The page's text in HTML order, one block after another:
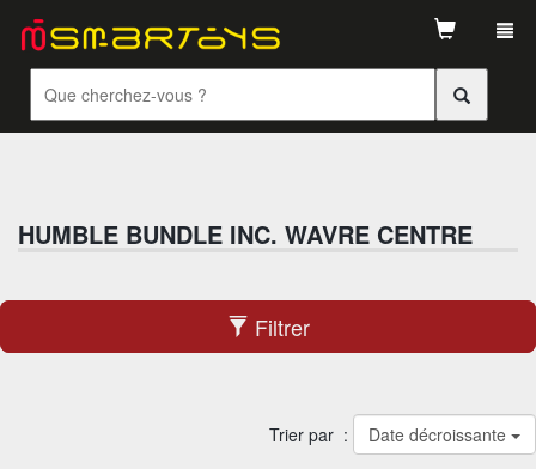
HUMBLE BUNDLE INC. WAVRE CENTRE
Filtrer
Trier par : Date décroissante